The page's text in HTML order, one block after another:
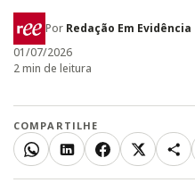
Por Redação Em Evidência
01/07/2026
2 min de leitura
COMPARTILHE
WhatsAppLinkedInFacebook
X Mais